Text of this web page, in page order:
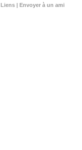
Liens| Envoyer à un ami